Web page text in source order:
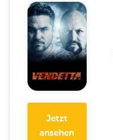
Jetzt
ansehen